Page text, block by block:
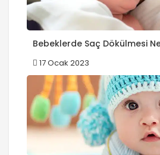
Bebeklerde Saç Dökülmesi
17 Ocak 2023